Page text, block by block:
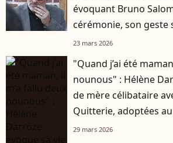
évoquant Bruno
cérémonie, son geste
remarqué
23 mars 2026
"Quand j’ai été
nounous" : Hélène
de mère célibataire
Quitterie, adoptées
29 mars 2026